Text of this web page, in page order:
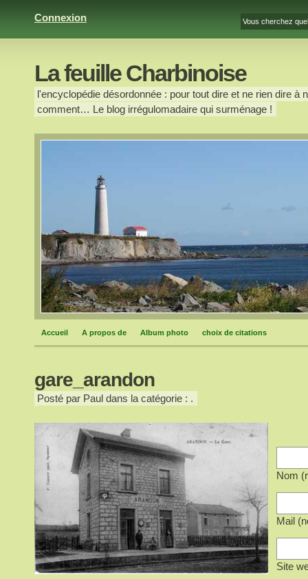
Connexion
La feuille Charbinoise
l'encyclopédie désordonnée : pour tout dire et ne rien dire
comment… Le blog irrégulomadaire qui surménage !
Accueil A propos de Album photo choix de citations
gare_arandon
Posté par Paul dans la catégorie : .
Nom
Mail
Site